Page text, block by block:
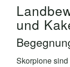
und
Skorpione